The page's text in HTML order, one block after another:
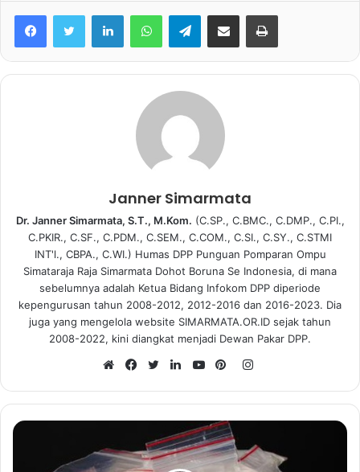
Telegram
Janner Simarmata
Dr. Janner Simarmata, S.T., M.Kom. (C.SP., C.BMC., C.DMP., C.PI.,
C.PKIR., C.SF., C.PDM., C.SEM., C.COM., C.SI., C.SY., C.STMI
INT'l., CBPA., C.WI.) Humas DPP Punguan Pomparan Ompu
Simataraja Raja Simarmata Dohot Boruna Se Indonesia, di mana
sebelumnya adalah Ketua Bidang Infokom DPP diperiode
kepengurusan tahun 2008-2012, 2012-2016 dan 2016-2023. Dia
juga yang mengelola website SIMARMATA.OR.ID sejak tahun
2008-2022, kini diangkat menjadi Dewan Pakar DPP.
e
b
i
a
c
b
w
i
t
t
i
n
k
e
o
u
T
u
i
n
t
e
I
s
t
a
g